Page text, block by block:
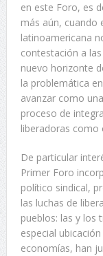
en este Foro, es
más aún, cuando
latinoamericana
contestación a
nuevo horizonte
la problemática
avanzar como
proceso de
liberadoras como
De particular
Primer Foro
político sindical,
las luchas de
pueblos: las y los
especial
economías, han